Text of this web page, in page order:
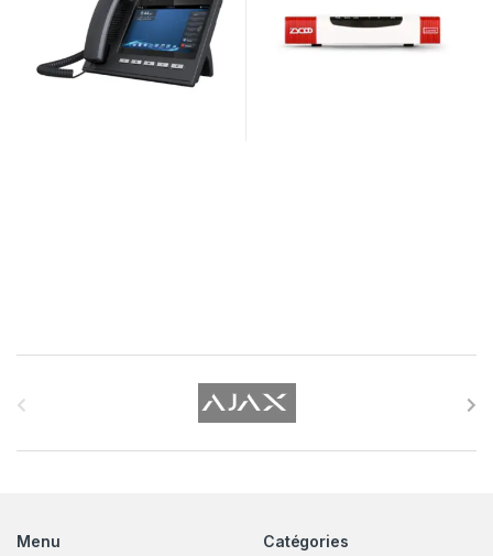
Menu
Catégories